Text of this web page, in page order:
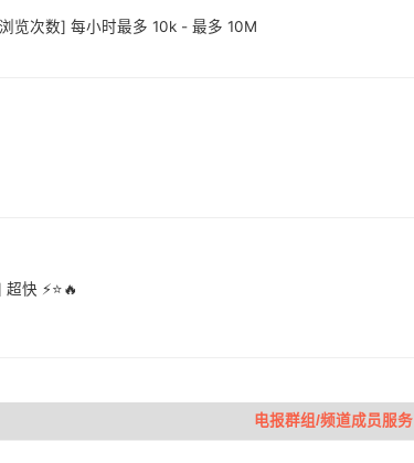
览次数] 每小时最多 10k - 最多 10M
快 ⚡️⭐🔥
电报群组/频道成员服务